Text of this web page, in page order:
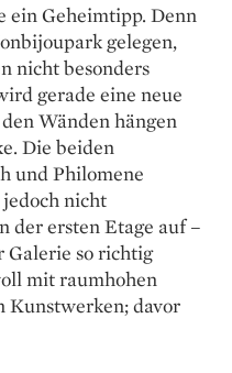
Geheimtipp. Denn
gelegen,
nicht besonders
gerade eine neue
Wänden hängen
Die beiden
und Philomene
nicht
der ersten Etage auf –
Galerie so richtig
mit raumhohen
Kunstwerken; davor